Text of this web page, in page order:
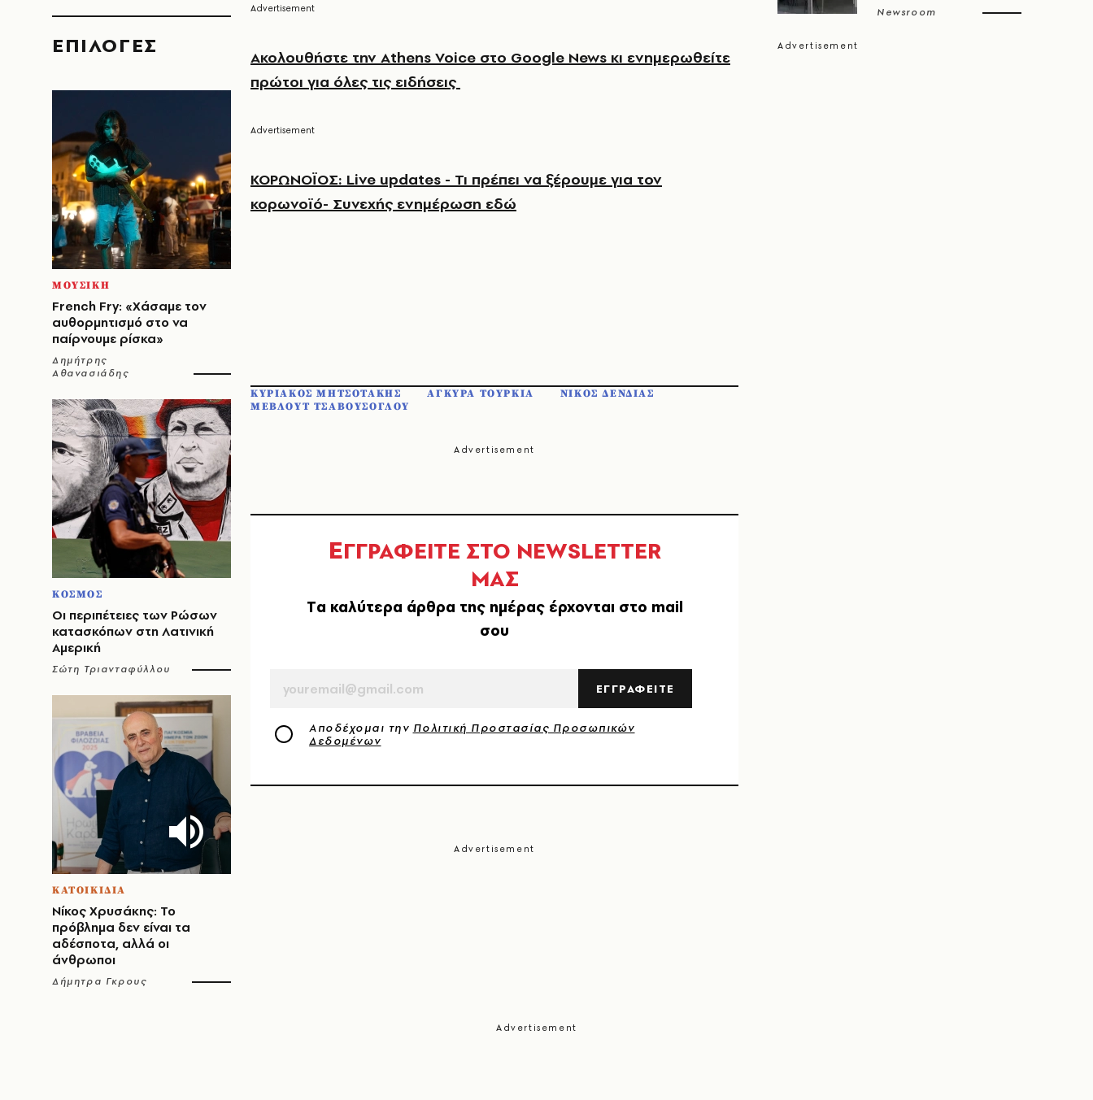
EΠΙΛΟΓΈΣ
ΜΟΥΣΙΚΗ
French Fry: «Χάσαμε τον
αυθορμητισμό στο να
παίρνουμε ρίσκα»
Δημήτρης
Αθανασιάδης
ΚΟΣΜΟΣ
Οι περιπέτειες των Ρώσων
κατασκόπων στη Λατινική
Αμερική
Σώτη Τριανταφύλλου
ΚΑΤΟΙΚΙΔΙΑ
Νίκος Χρυσάκης: Το
πρόβλημα δεν είναι τα
αδέσποτα, αλλά οι
άνθρωποι
Δήμητρα Γκρους
Ακολουθήστε την Athens Voice στο Google News κι ενημερωθείτε
πρώτοι για όλες τις ειδήσεις
ΚΟΡΩΝΟΪΟΣ: Live updates - Τι πρέπει να ξέρουμε για τον
κορωνοϊό- Συνεχής ενημέρωση εδώ
ΚΥΡΙΑΚΟΣ ΜΗΤΣΟΤΑΚΗΣ ΑΓΚΥΡΑ ΤΟΥΡΚΙΑ
ΝΙΚΟΣ ΔΕΝΔΙΑΣ
ΜΕΒΛΟΥΤ ΤΣΑΒΟΥΣΟΓΛΟΥ
ΕΓΓΡΑΦΕΙΤΕ ΣΤΟ NEWSLETTER
ΜΑΣ
Tα καλύτερα άρθρα της ημέρας έρχονται στο mail
σου
ΕΓΓΡΑΦΕΙΤΕ
Αποδέχομαι την Πολιτική Προστασίας Προσωπικών
Δεδομένων
Newsroom